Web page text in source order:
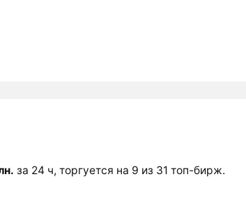
за 24 ч, торгуется на 9 из 31 топ-бирж.